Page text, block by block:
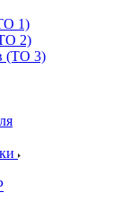
1)
2)
(ТО 3)